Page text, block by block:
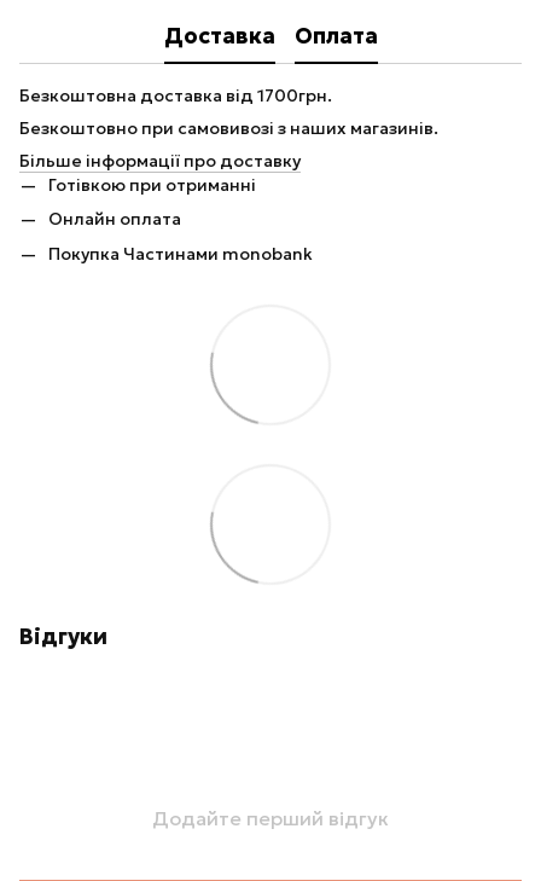
Доставка Оплата
Безкоштовна доставка від 1700грн.
Безкоштовно при самовивозі з наших магазинів.
Більше інформації про доставку
Готівкою при отриманні
Онлайн оплата
Покупка Частинами monobank
Відгуки
Додайте перший відгук